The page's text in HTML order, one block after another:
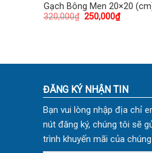
Gạch Bông Men 20×20
TDKL-2008
320,000₫ 250,000₫
ĐĂNG KÝ NHẬN TIN
Bạn vui lòng nhập địa chỉ
nút đăng ký, chúng tôi sẽ
trình khuyến mãi của